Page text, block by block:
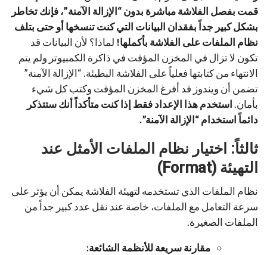
قمت بفصل الفلاشة مباشرة بدون “الإزالة الآمنة”، فإنك تخاطر
بشكل كبير جداً بفقدان البيانات التي كنت تنسخها أو حتى بتلف
نظام الملفات على الفلاشة بأكملها! لماذا؟ لأن البيانات قد
تكون لا تزال في المخزن المؤقت في ذاكرة الكمبيوتر ولم يتم
الانتهاء من كتابتها فعلياً على الفلاشة البطيئة. “الإزالة الآمنة”
تضمن أن ويندوز قد أفرغ المخزن المؤقت وكتب كل شيء
بأمان.استخدم هذا الإعداد فقط إذا كنت متأكداً أنك ستتذكر
دائماً استخدام “الإزالة الآمنة”.
ثالثاً: اختيار نظام الملفات الأمثل عند
التهيئة (Format)
نظام الملفات الذي تستخدمه لتهيئة الفلاشة يمكن أن يؤثر على
سرعة التعامل مع الملفات، خاصة عند نقل عدد كبير جداً من
الملفات الصغيرة.
مقارنة سريعة للأنظمة الشائعة: